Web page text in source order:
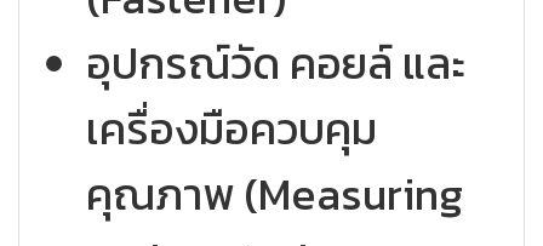
อุปกรณ์วัด คอยล์ และ
เครื่องมือควบคุม
คุณภาพ (Measuring